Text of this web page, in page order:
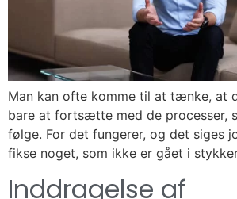
Man kan ofte komme til at tænke, at
bare at fortsætte med de processer,
følge. For det fungerer, og det siges
fikse noget, som ikke er gået i
Inddragelse af